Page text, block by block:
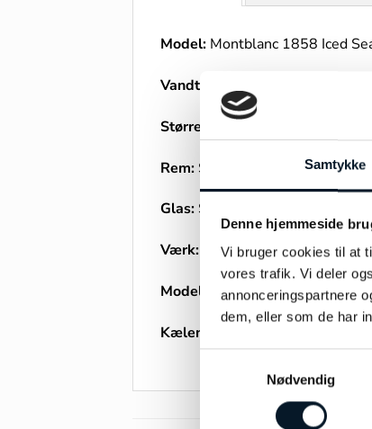
Samtykke
Denne hjemmeside
Vi bruger cookies til at
vores trafik. Vi deler
annonceringspartnere
dem, eller som de har
Nødvendig
Model: Montblanc 1858 Iced
Vandtæthed:
Størresle:
Rem: Stål lænke
Glas: Safir
Værk: Automatik
Modelnummer:MB129371
Kælenavn: